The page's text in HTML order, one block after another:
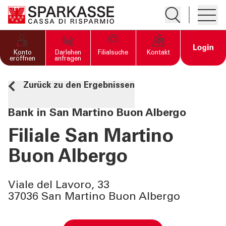
Suche öffnen
PRIVATKUNDEN UND
FAMILIEN
GESCHÄFTSKUNDEN
DIENSTLEISTUNGEN
PRIVATKUNDEN
DIENSTLEISTUNGEN
Konto
eröffnen
Darlehen
anfragen
Filialsuche Kontakt Open
Zurück zu den Ergebnissen
Bank in San Martino Buon Albergo
Filiale San Martino
Buon Albergo
Viale del Lavoro, 33
37036 San Martino Buon Albergo